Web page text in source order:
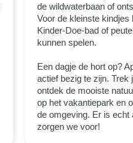
de wildwaterbaan of
Voor de kleinste kindjes
Kinder-Doe-bad of
kunnen spelen.
Een dagje de hort op?
actief bezig te zijn. Trek
ontdek de mooiste
op het vakantiepark en
de omgeving. Er is echt
zorgen we voor!